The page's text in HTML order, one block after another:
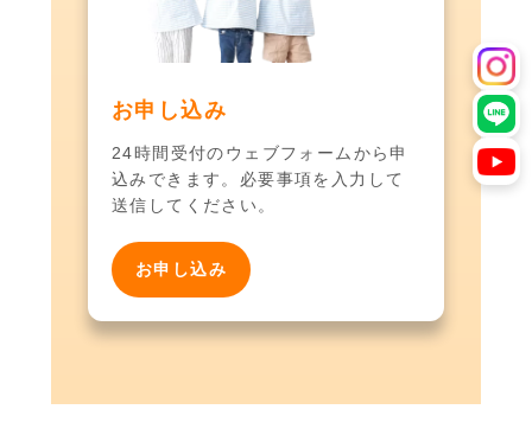
お申し込み
24時間受付のウェブフォームから申
込みできます。必要事項を入力して
送信してください。
お申し込み